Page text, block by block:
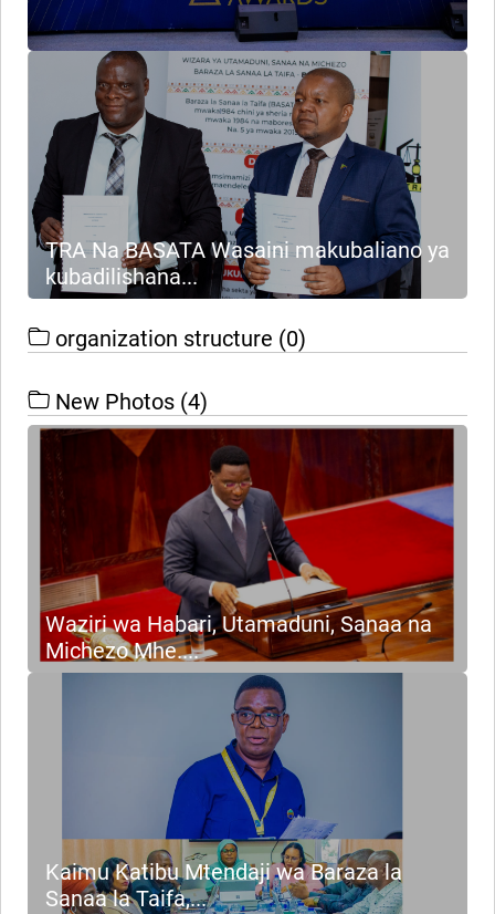
TRA Na BASATA Wasaini makubaliano ya
kubadilishana...
organization structure (0)
New Photos (4)
Waziri wa Habari, Utamaduni, Sanaa na
Michezo Mhe....
Kaimu Katibu Mtendaji wa Baraza la
Sanaa la Taifa,...